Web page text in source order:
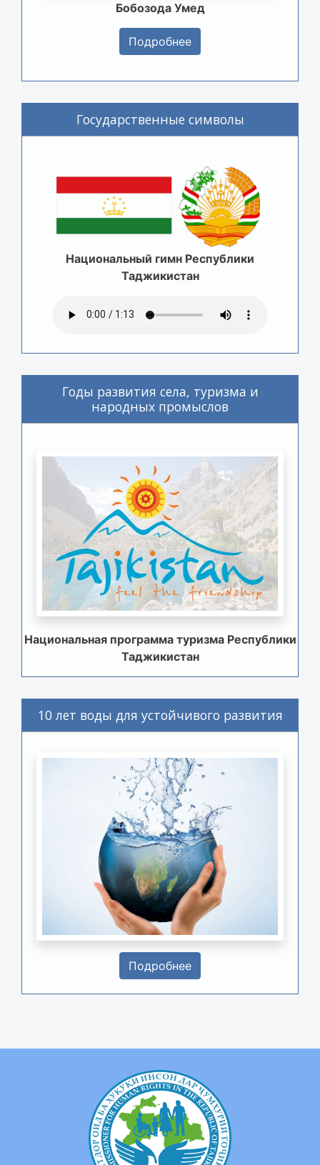
Бобозода Умед
Подробнее
Государственные символы
Национальный гимн Республики
Таджикистан
Годы развития села, туризма и
народных промыслов
Национальная программа туризма Республики
Таджикистан
10 лет воды для устойчивого развития
Подробнее